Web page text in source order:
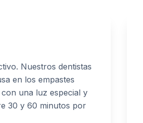
Nuestros dentistas
en los empastes
una luz especial y
30 y 60 minutos por